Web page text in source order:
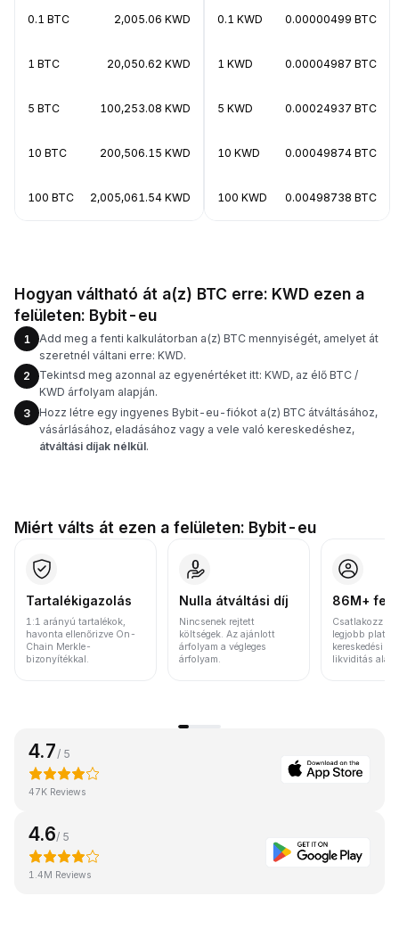
0.1 BTC 2,005.06 KWD
1 BTC 20,050.62 KWD
5 BTC 100,253.08 KWD
10 BTC 200,506.15 KWD
100 BTC 2,005,061.54 KWD
0.1 KWD 0.00000499 BTC
1 KWD 0.00004987 BTC
5 KWD 0.00024937 BTC
10 KWD 0.00049874 BTC
100 KWD 0.00498738 BTC
Hogyan váltható át a(z) BTC erre: KWD ezen a
felületen: Bybit-eu
1
Add meg a fenti kalkulátorban a(z) BTC mennyiségét, amelyet át
szeretnél váltani erre: KWD.
2
Tekintsd meg azonnal az egyenértéket itt: KWD, az élő BTC /
KWD árfolyam alapján.
3
Hozz létre egy ingyenes Bybit-eu-fiókot a(z) BTC átváltásához,
vásárlásához, eladásához vagy a vele való kereskedéshez,
átváltási díjak nélkül.
Miért válts át ezen a felületen: Bybit-eu
Tartalékigazolás
1:1 arányú tartalékok,
havonta ellenőrizve On-
Chain Merkle-
bizonyítékkal.
Nulla átváltási díj
Nincsenek rejtett
költségek. Az ajánlott
árfolyam a végleges
árfolyam.
86M+
Csatlakozz a
legjobb
kereskedési
likviditás
4.7 / 5
47K Reviews
4.6/ 5
1.4M Reviews